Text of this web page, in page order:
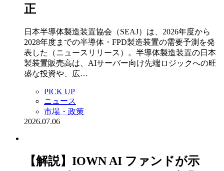
正
日本半導体製造装置協会（SEAJ）は、2026年度から
2028年度までの半導体・FPD製造装置の需要予測を発
表した（ニュースリリース）。半導体製造装置の日本
製装置販売高は、AIサーバー向け先端ロジックへの旺
盛な投資や、広…
PICK UP
ニュース
市場・政策
2026.07.06
【解説】IOWN AI ファンドが示